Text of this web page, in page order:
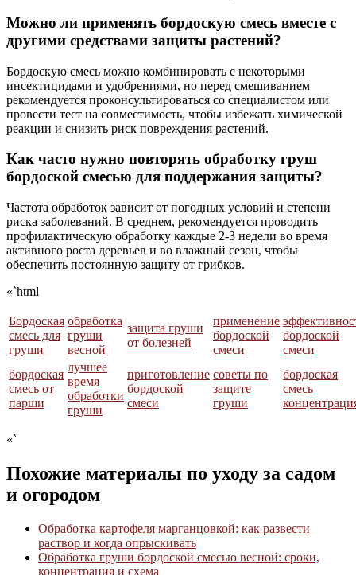
Можно ли применять бордоскую смесь вместе с
другими средствами защиты растений?
Бордоскую смесь можно комбинировать с некоторыми
инсектицидами и удобрениями, но перед смешиванием
рекомендуется проконсультироваться со специалистом или
провести тест на совместимость, чтобы избежать химической
реакции и снизить риск повреждения растений.
Как часто нужно повторять обработку груш
бордоской смесью для поддержания защиты?
Частота обработок зависит от погодных условий и степени
риска заболеваний. В среднем, рекомендуется проводить
профилактическую обработку каждые 2-3 недели во время
активного роста деревьев и во влажный сезон, чтобы
обеспечить постоянную защиту от грибков.
«`html
Бордоская
смесь для
груши
обработка
груши
весной
защита груши
от болезней
применение
бордоской
смеси
бордоской
смеси
бордоская
смесь от
парши
лучшее
время
обработки
груши
приготовление
бордоской
смеси
советы по
защите
груши
бордоская
смесь
«`
Похожие материалы по уходу за садом
и огородом
Обработка картофеля марганцовкой: как развести
раствор и когда опрыскивать
Обработка груши бордоской смесью весной: сроки,
концентрация и схема